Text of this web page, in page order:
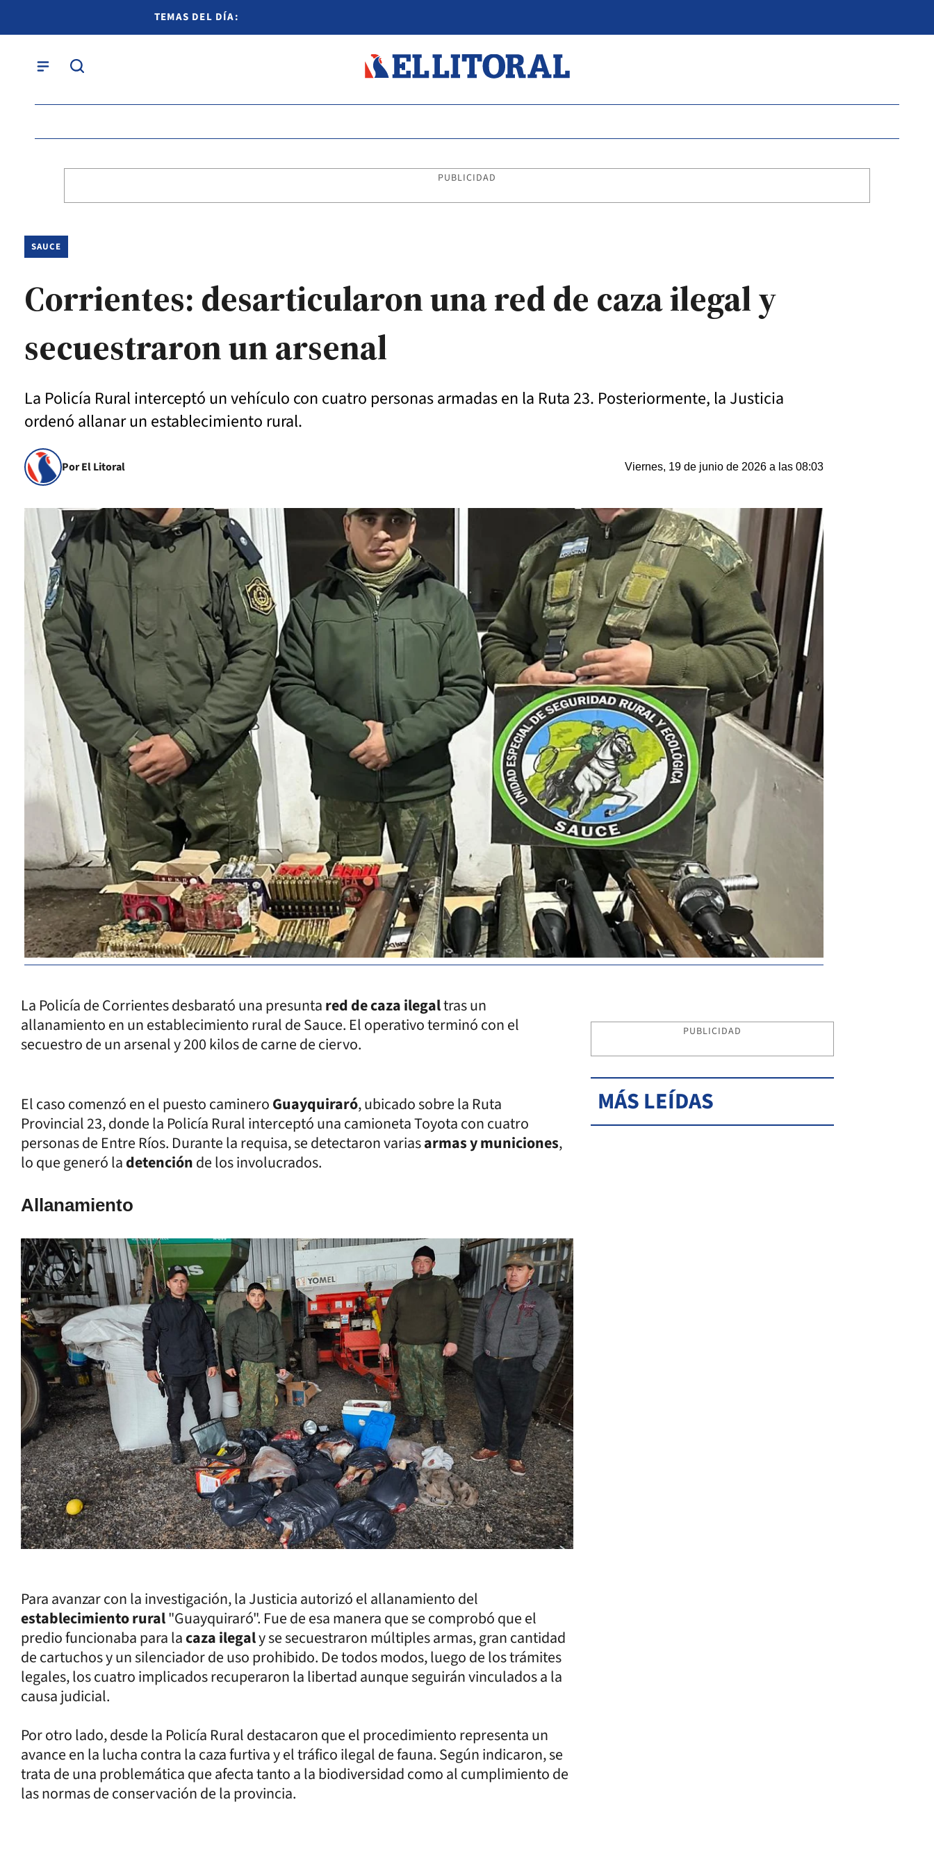
TEMAS DEL DÍA:
PUBLICIDAD
SAUCE
Corrientes: desarticularon una red de caza ilegal y
secuestraron un arsenal
La Policía Rural interceptó un vehículo con cuatro personas armadas en la Ruta 23. Posteriormente, la Justicia
ordenó allanar un establecimiento rural.
Por El Litoral Viernes, 19 de junio de 2026 a las 08:03
La Policía de Corrientes desbarató una presuntared de caza ilegaltras un
allanamiento en un establecimiento rural de Sauce. El operativo terminó con el
secuestro de un arsenal y 200 kilos de carne de ciervo.
El caso comenzó en el puesto camineroGuayquiraró, ubicado sobre la Ruta
Provincial 23, donde la Policía Rural interceptó una camioneta Toyota con cuatro
personas de Entre Ríos. Durante la requisa, se detectaron variasarmas y municiones,
lo que generó ladetenciónde los involucrados.
Allanamiento
Para avanzar con la investigación, la Justicia autorizó el allanamiento del
establecimiento rural"Guayquiraró". Fue de esa manera que se comprobó que el
predio funcionaba para lacaza ilegaly se secuestraron múltiples armas, gran cantidad
de cartuchos y un silenciador de uso prohibido. De todos modos, luego de los trámites
legales, los cuatro implicados recuperaron la libertad aunque seguirán vinculados a la
causa judicial.
Por otro lado, desde la Policía Rural destacaron que el procedimiento representa un
avance en la lucha contra la caza furtiva y el tráfico ilegal de fauna. Según indicaron, se
trata de una problemática que afecta tanto a la biodiversidad como al cumplimiento de
las normas de conservación de la provincia.
PUBLICIDAD
MÁS LEÍDAS